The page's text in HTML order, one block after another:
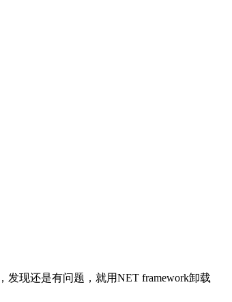
现还是有问题，就用NET framework卸载